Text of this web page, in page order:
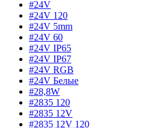
#24V
#24V 120
#24V 5mm
#24V 60
#24V IP65
#24V IP67
#24V RGB
#24V Белые
#28,8W
#2835 120
#2835 12V
#2835 12V 120